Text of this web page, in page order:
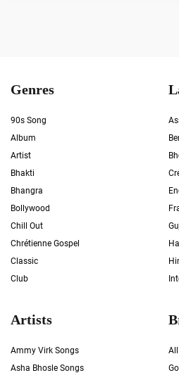
Genres
90s Song
Album
Artist
Bhakti
Bhangra
Bollywood
Chill Out
Chrétienne Gospel
Classic
Club
Artists
Ammy Virk Songs
Asha Bhosle Songs